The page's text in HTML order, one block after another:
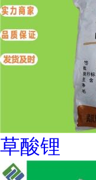
草酸锂